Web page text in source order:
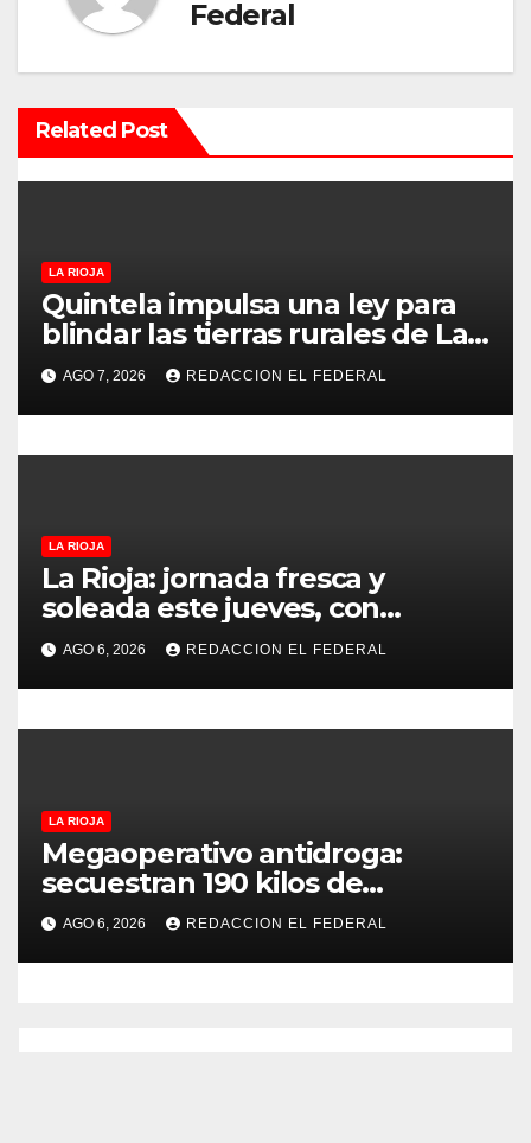
n
d
e
n
t
r
a
s
Federal
Related Post
LA RIOJA
Quintela impulsa una ley para
blindar las tierras rurales de La
Rioja: cuáles son los principales
puntos
AGO 7, 2026 REDACCION EL FEDERAL
LA RIOJA
La Rioja: jornada fresca y
soleada este jueves, con
temperaturas estables para el
viernes
AGO 6, 2026 REDACCION EL FEDERAL
LA RIOJA
Megaoperativo antidroga:
secuestran 190 kilos de
marihuana que tenían como
destino La Rioja y Catamarca
AGO 6, 2026 REDACCION EL FEDERAL